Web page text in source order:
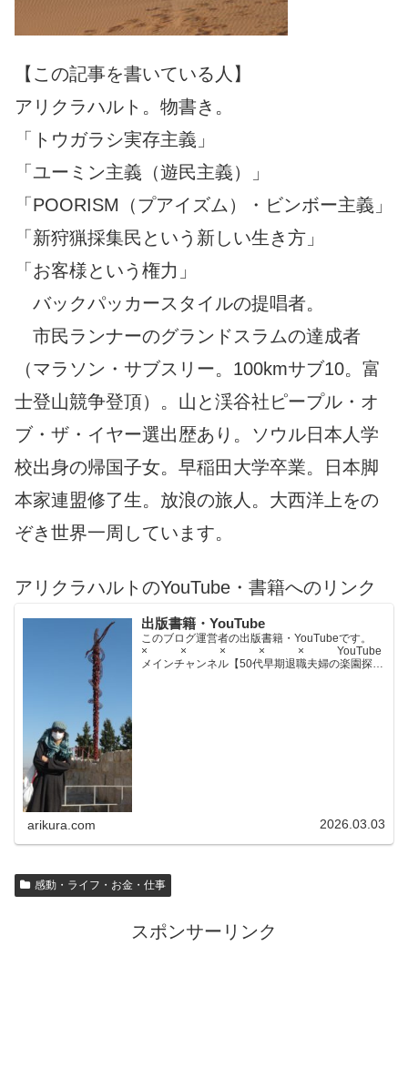
【この記事を書いている人】
アリクラハルト。物書き。
「トウガラシ実存主義」
「ユーミン主義（遊民主義）」
「POORISM（プアイズム）・ビンボー主義」
「新狩猟採集民という新しい生き方」
「お客様という権力」
バックパッカースタイルの提唱者。
市民ランナーのグランドスラムの達成者
（マラソン・サブスリー。100kmサブ10。富
士登山競争登頂）。山と渓谷社ピープル・オ
ブ・ザ・イヤー選出歴あり。ソウル日本人学
校出身の帰国子女。早稲田大学卒業。日本脚
本家連盟修了生。放浪の旅人。大西洋上をの
ぞき世界一周しています。
アリクラハルトのYouTube・書籍へのリンク
出版書籍・YouTube
このブログ運営者の出版書籍・YouTubeです。
× × × × × YouTube
メインチャンネル【50代早期退職夫婦の楽園探求
arikura.com 2026.03.03
感動・ライフ・お金・仕事
スポンサーリンク